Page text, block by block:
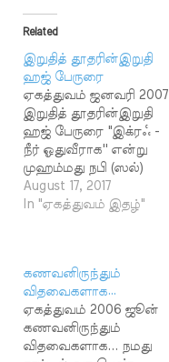
Related
இறுதித் தூதரின்இறுதி
ஹஜ் பேருரை
ஏகத்துவம் ஜனவரி 2007
இறுதித் தூதரின்இறுதி
ஹஜ் பேருரை "இக்ரஃ -
நீர் ஓதுவீராக'' என்று
முஹம்மது நபி (ஸல்)
அவர்களுக்கு ஒரு
ரமளானில் தொடங்கி
குர்ஆனை முழுமையாக
ஓதிக் காட்டி மறு பதிவு
செய்து கொள்வார்கள்.
(புகாரி 3554) ஹிஜ்ரி
பத்தாம் ஆண்டு
August 17, 2017
In "ஏகத்துவம் இதழ்"
கணவனிருந்தும்
விதவைகளாக…
ஏகத்துவம் 2006 ஜூன்
கணவனிருந்தும்
விதவைகளாக... நமது